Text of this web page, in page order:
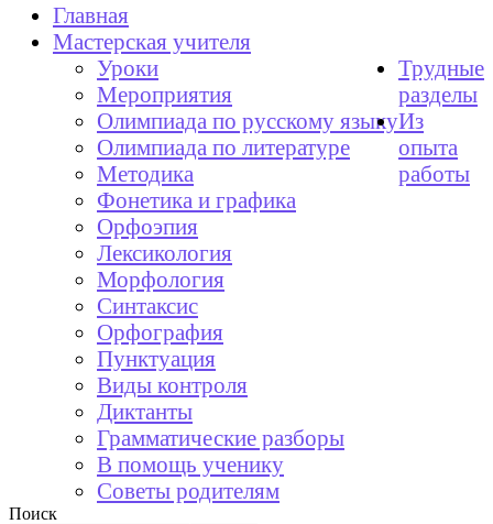
Главная
Мастерская учителя
Уроки
Мероприятия
Олимпиада по русскому языку
Олимпиада по литературе
Методика
Трудные
разделы
Фонетика и графика
Орфоэпия
Лексикология
Морфология
Синтаксис
Орфография
Пунктуация
Из
опыта
работы
Виды контроля
Диктанты
Грамматические разборы
В помощь ученику
Советы родителям
Поиск